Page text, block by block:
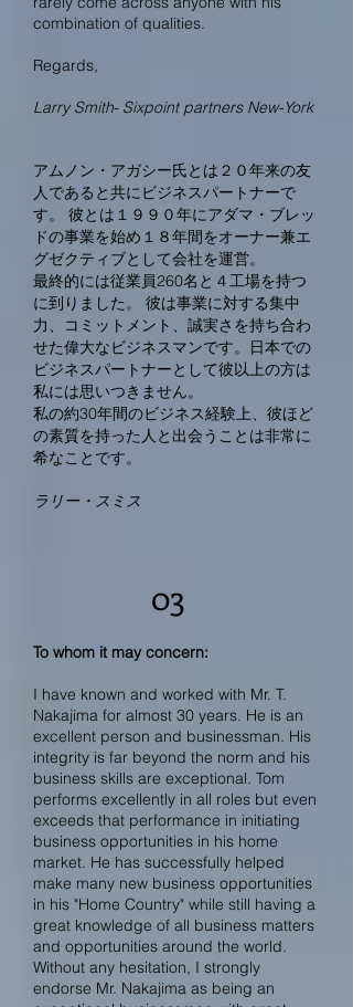
03
combination of qualities.
Regards,
Larry Smith- Sixpoint partners New-York
アムノン・アガシー氏とは２０年来の友
人であると共にビジネスパートナーで
す。 彼とは１９９０年にアダマ・ブレッ
ドの事業を始め１８年間をオーナー兼エ
グゼクティブとして会社を運営。
最終的には従業員260名と４工場を持つ
に到りました。 彼は事業に対する集中
力、コミットメント、誠実さを持ち合わ
せた偉大なビジネスマンです。日本での
ビジネスパートナーとして彼以上の方は
私には思いつきません。
私の約30年間のビジネス経験上、彼ほど
の素質を持った人と出会うことは非常に
希なことです。
ラリー・スミス
To whom it may concern:
I have known and worked with Mr. T.
Nakajima for almost 30 years. He is an
excellent person and businessman. His
integrity is far beyond the norm and his
business skills are exceptional. Tom
performs excellently in all roles but even
exceeds that performance in initiating
business opportunities in his home
market. He has successfully helped
make many new business opportunities
in his "Home Country" while still having a
great knowledge of all business matters
and opportunities around the world.
Without any hesitation, I strongly
endorse Mr. Nakajima as being an